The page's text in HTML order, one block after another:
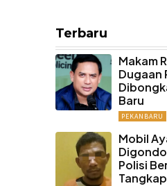
Terbaru
Makam
Dugaan
Baru
PEKANBARU
Mobil
Polisi